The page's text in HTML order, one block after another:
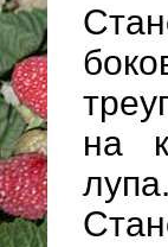
на
лупа.